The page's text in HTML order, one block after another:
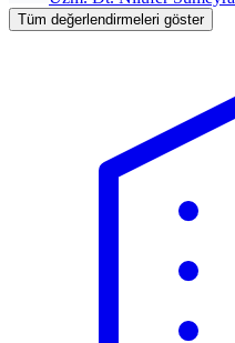
Tüm değerlendirmeleri göster